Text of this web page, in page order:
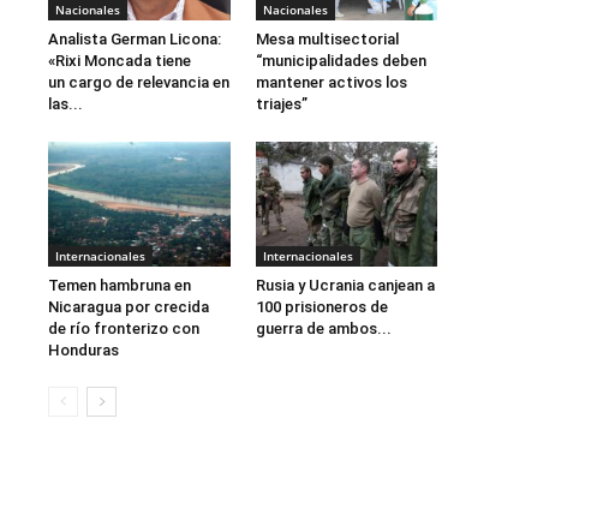
Nacionales
Analista German Licona:
«Rixi Moncada tiene
un cargo de relevancia en
las...
Nacionales
Mesa multisectorial
“municipalidades deben
mantener activos los
triajes”
Internacionales
Temen hambruna en
Nicaragua por crecida
de río fronterizo con
Honduras
Internacionales
Rusia y Ucrania canjean a
100 prisioneros de
guerra de ambos...